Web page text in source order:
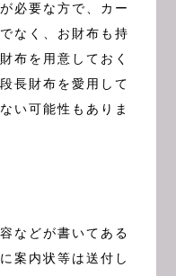
必要な方で、カー
なく、お財布も持
布を用意しておく
長財布を愛用して
い可能性もありま
などが書いてある
案内状等は送付し